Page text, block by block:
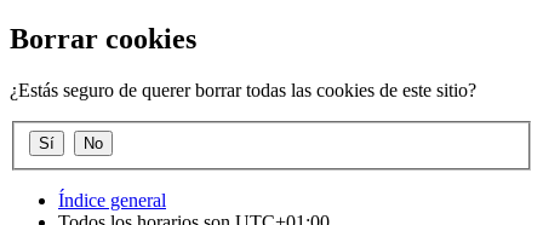
Borrar cookies
¿Estás seguro de querer borrar todas las cookies de este sitio?
Índice general